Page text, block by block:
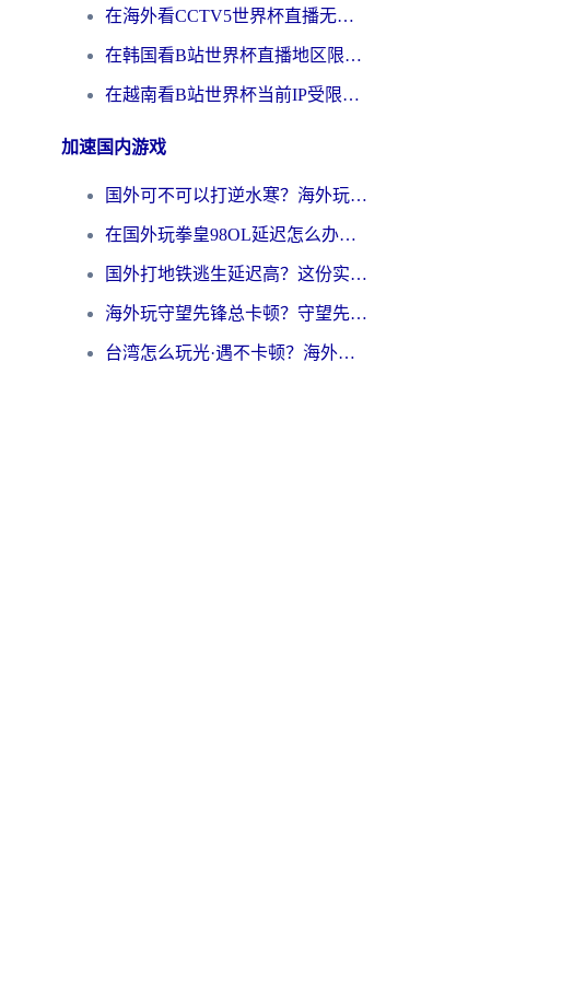
在海外看CCTV5世界杯直播无法播放？这篇指南让你和国内球迷同步呐喊
在韩国看B站世界杯直播地区限制？这篇指南让你告别“当前地区不可播放”
在越南看B站世界杯当前IP受限制？海外党体育观赛终极指南来了
加速国内游戏
国外可不可以打逆水寒？海外玩家国服畅玩终极指南（附漫威荒野乱斗加速方案）
在国外玩拳皇98OL延迟怎么办？海外党亲测有效的低延迟指南
国外打地铁逃生延迟高？这份实测有效的低延迟指南帮你吃鸡
海外玩守望先锋总卡顿？守望先锋游戏加速器在哪里买&避坑指南（附欧洲非洲游戏实测）
台湾怎么玩光·遇不卡顿？海外党国服游戏加速终极攻略（附实测体验）